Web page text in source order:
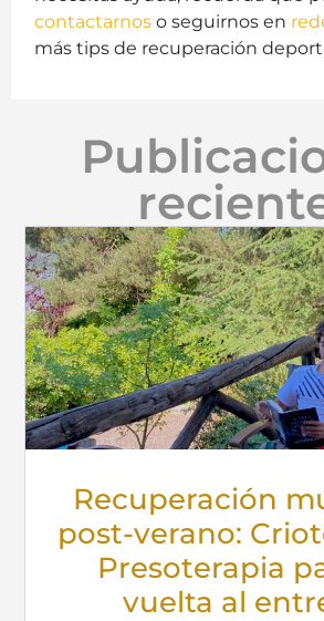
contactarnos o seguirnos en
más tips de recuperación
Recuperación
post-verano:
Presoterapia
vuelta al